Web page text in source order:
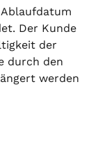
Der Kunde
der
durch den
werden